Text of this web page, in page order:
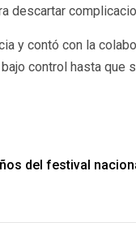
descartar
y contó con la
control hasta
del festival